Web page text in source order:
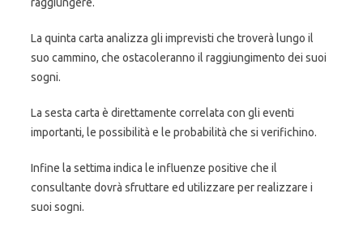
La quinta carta analizza gli imprevisti che troverà lungo il
suo cammino, che ostacoleranno il raggiungimento dei suoi
sogni.
La sesta carta è direttamente correlata con gli eventi
importanti, le possibilità e le probabilità che si verifichino.
Infine la settima indica le influenze positive che il
consultante dovrà sfruttare ed utilizzare per realizzare i
suoi sogni.